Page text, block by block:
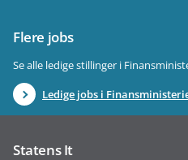
Flere jobs
Se alle ledige stillinger i
Ledige jobs i
Statens It